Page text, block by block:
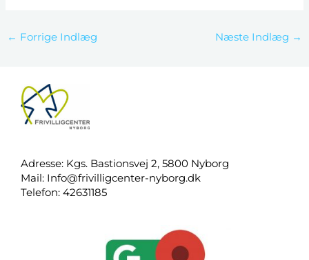
← Forrige Indlæg Næste Indlæg →
Adresse: Kgs. Bastionsvej 2, 5800 Nyborg
Mail: Info@frivilligcenter-nyborg.dk
Telefon: 42631185